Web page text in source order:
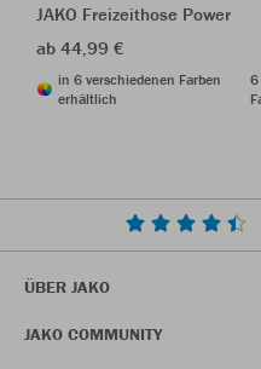
JAKO Freizeithose Power
ab 44,99 €
in 6 verschiedenen Farben
erhältlich
6
ÜBER JAKO
JAKO COMMUNITY